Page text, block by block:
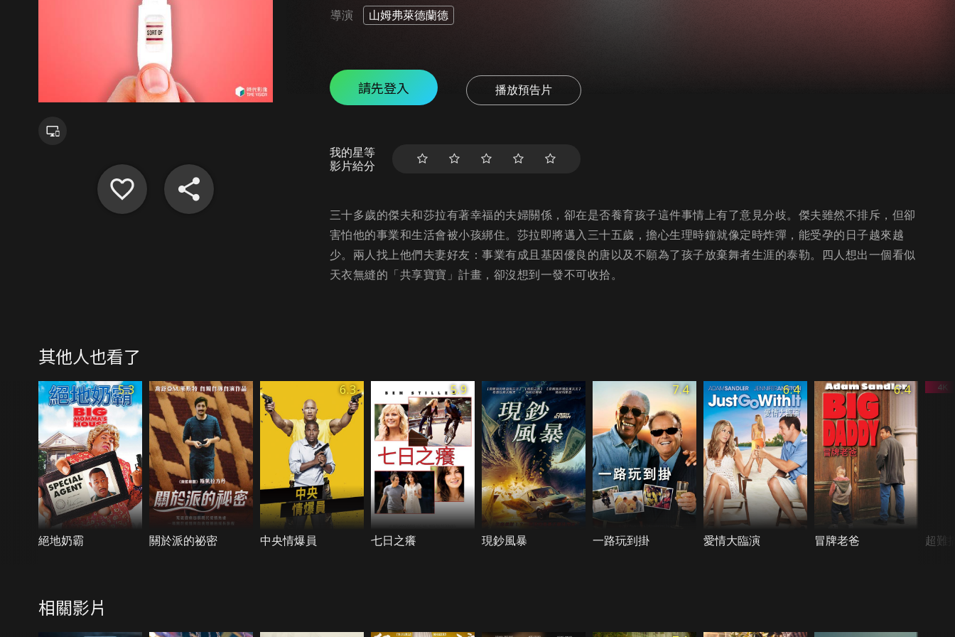
導演 山姆弗萊德蘭德
請先登入 播放預告片
我的星等
影片給分
三十多歲的傑夫和莎拉有著幸福的夫婦關係，卻在是否養育孩子這件事情上有了意見分歧。傑夫雖然不排斥，但卻
害怕他的事業和生活會被小孩綁住。莎拉即將邁入三十五歲，擔心生理時鐘就像定時炸彈，能受孕的日子越來越
少。兩人找上他們夫妻好友：事業有成且基因優良的唐以及不願為了孩子放棄舞者生涯的泰勒。四人想出一個看似
天衣無縫的「共享寶寶」計畫，卻沒想到一發不可收拾。
其他人也看了
5.3
絕地奶霸 關於派的祕密
6.3
中央情爆員
5.9
七日之癢 現鈔風暴
7.4
一路玩到掛
6.4
愛情大臨演
6.4
冒牌老爸 超難
相關影片